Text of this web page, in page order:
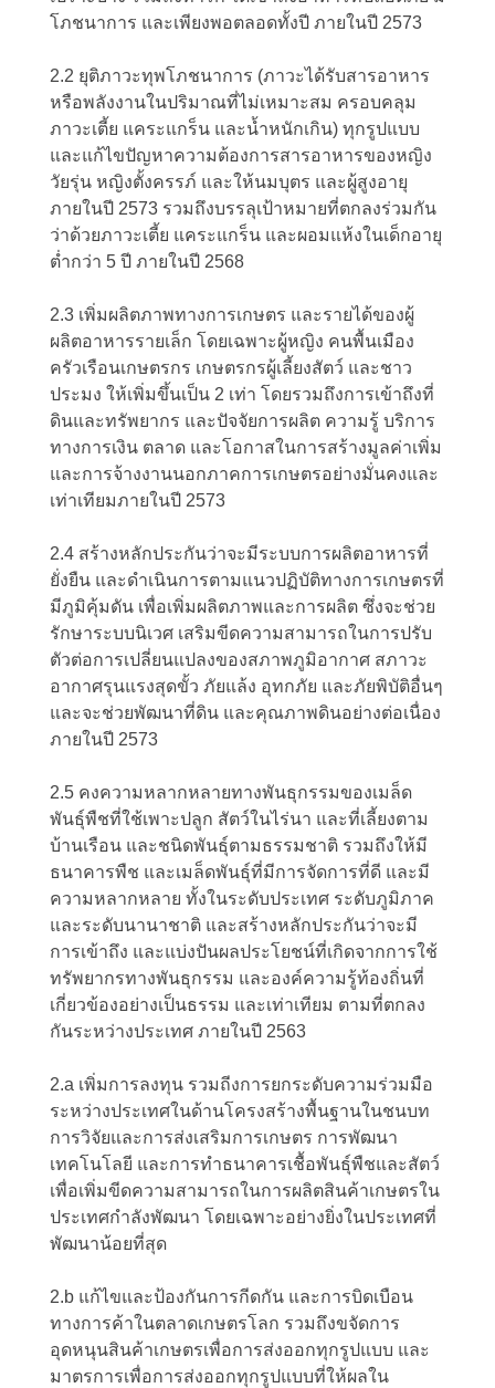
โภชนาการ และเพียงพอตลอดทั้งปี ภายในปี 2573
2.2 ยุติภาวะทุพโภชนาการ (ภาวะได้รับสารอาหาร
หรือพลังงานในปริมาณที่ไม่เหมาะสม ครอบคลุม
ภาวะเตี้ย แคระแกร็น และน้ำหนักเกิน) ทุกรูปแบบ
และแก้ไขปัญหาความต้องการสารอาหารของหญิง
วัยรุ่น หญิงตั้งครรภ์ และให้นมบุตร และผู้สูงอายุ
ภายในปี 2573 รวมถึงบรรลุเป้าหมายที่ตกลงร่วมกัน
ว่าด้วยภาวะเตี้ย แคระแกร็น และผอมแห้งในเด็กอายุ
ต่ำกว่า 5 ปี ภายในปี 2568
2.3 เพิ่มผลิตภาพทางการเกษตร และรายได้ของผู้
ผลิตอาหารรายเล็ก โดยเฉพาะผู้หญิง คนพื้นเมือง
ครัวเรือนเกษตรกร เกษตรกรผู้เลี้ยงสัตว์ และชาว
ประมง ให้เพิ่มขึ้นเป็น 2 เท่า โดยรวมถึงการเข้าถึงที่
ดินและทรัพยากร และปัจจัยการผลิต ความรู้ บริการ
ทางการเงิน ตลาด และโอกาสในการสร้างมูลค่าเพิ่ม
และการจ้างงานนอกภาคการเกษตรอย่างมั่นคงและ
เท่าเทียมภายในปี 2573
2.4 สร้างหลักประกันว่าจะมีระบบการผลิตอาหารที่
ยั่งยืน และดำเนินการตามแนวปฏิบัติทางการเกษตรที่
มีภูมิคุ้มดัน เพื่อเพิ่มผลิตภาพและการผลิต ซึ่งจะช่วย
รักษาระบบนิเวศ เสริมขีดความสามารถในการปรับ
ตัวต่อการเปลี่ยนแปลงของสภาพภูมิอากาศ สภาวะ
อากาศรุนแรงสุดขั้ว ภัยแล้ง อุทกภัย และภัยพิบัติอื่นๆ
และจะช่วยพัฒนาที่ดิน และคุณภาพดินอย่างต่อเนื่อง
ภายในปี 2573
2.5 คงความหลากหลายทางพันธุกรรมของเมล็ด
พันธุ์พืชที่ใช้เพาะปลูก สัตว์ในไร่นา และที่เลี้ยงตาม
บ้านเรือน และชนิดพันธุ์ตามธรรมชาติ รวมถึงให้มี
ธนาคารพืช และเมล็ดพันธุ์ที่มีการจัดการที่ดี และมี
ความหลากหลาย ทั้งในระดับประเทศ ระดับภูมิภาค
และระดับนานาชาติ และสร้างหลักประกันว่าจะมี
การเข้าถึง และแบ่งปันผลประโยชน์ที่เกิดจากการใช้
ทรัพยากรทางพันธุกรรม และองค์ความรู้ท้องถิ่นที่
เกี่ยวข้องอย่างเป็นธรรม และเท่าเทียม ตามที่ตกลง
กันระหว่างประเทศ ภายในปี 2563
2.a เพิ่มการลงทุน รวมถีงการยกระดับความร่วมมือ
ระหว่างประเทศในด้านโครงสร้างพื้นฐานในชนบท
การวิจัยและการส่งเสริมการเกษตร การพัฒนา
เทคโนโลยี และการทำธนาคารเชื้อพันธุ์พืชและสัตว์
เพื่อเพิ่มขีดความสามารถในการผลิตสินค้าเกษตรใน
ประเทศกำลังพัฒนา โดยเฉพาะอย่างยิ่งในประเทศที่
พัฒนาน้อยที่สุด
2.b แก้ไขและป้องกันการกีดกัน และการบิดเบือน
ทางการค้าในตลาดเกษตรโลก รวมถึงขจัดการ
อุดหนุนสินค้าเกษตรเพื่อการส่งออกทุกรูปแบบ และ
มาตรการเพื่อการส่งออกทุกรูปแบบที่ให้ผลใน